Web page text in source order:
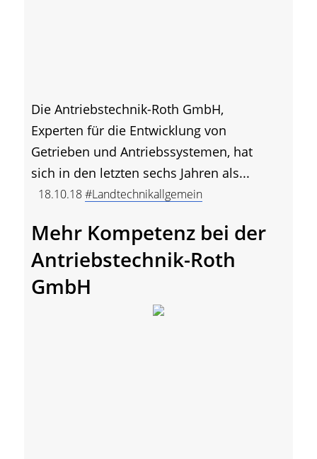
Die Antriebstechnik-Roth GmbH,
Experten für die Entwicklung von
Getrieben und Antriebssystemen, hat
sich in den letzten sechs Jahren als...
18.10.18#Landtechnikallgemein
Mehr Kompetenz bei der
Antriebstechnik-Roth
GmbH